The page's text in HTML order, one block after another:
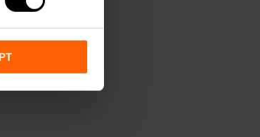
m2:51
Audit:40
School:32
Cocktail:60